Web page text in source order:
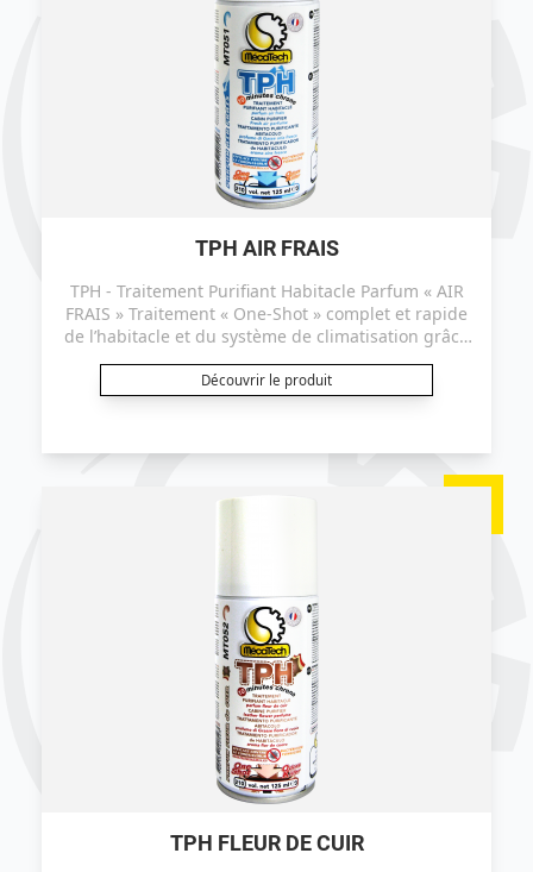
TPH AIR FRAIS
TPH - Traitement Purifiant Habitacle Parfum « AIR
FRAIS » Traitement « One-Shot » complet et rapide
de l’habitacle et du système de climatisation grâce
est certifié efficace sur le coronavirus ("TGEV" selon
le protocole EN14476+A2).
Découvrir le produit
TPH FLEUR DE CUIR